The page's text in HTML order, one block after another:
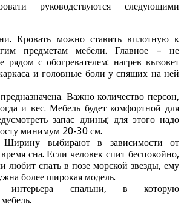
руководствуются следующими
Кровать можно ставить вплотную к
предметам мебели. Главное – не
рядом с обогревателем: нагрев вызовет
и головные боли у спящих на ней
Важно количество персон,
и вес. Мебель будет комфортной для
запас длины; для этого надо
минимум 20-30 см.
Ширину выбирают в зависимости от
сна. Если человек спит беспокойно,
любит спать в позе морской звезды, ему
более широкая модель.
интерьера спальни, в которую